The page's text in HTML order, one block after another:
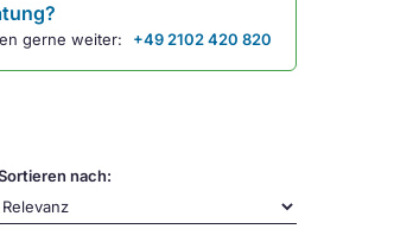
gerne weiter: +49 2102 420 820
nach: